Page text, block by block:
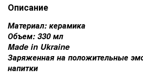
Описание
Материал: керамика
Объем: 330 мл
Made in Ukraine
Заряженная на положительные
напитки